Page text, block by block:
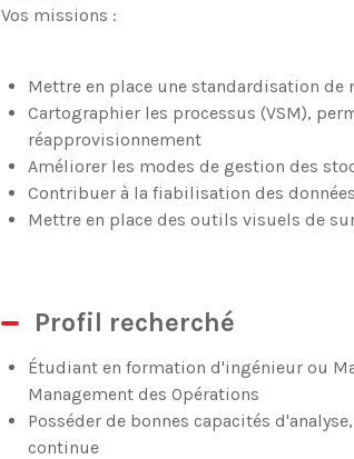
Vos missions :
Mettre en place une standardisation
Cartographier les processus (VSM),
réapprovisionnement
Améliorer les modes de gestion des
Contribuer à la fiabilisation des
Mettre en place des outils visuels de
Profil recherché
Étudiant en formation d'ingénieur ou
Management des Opérations
Posséder de bonnes capacités
continue